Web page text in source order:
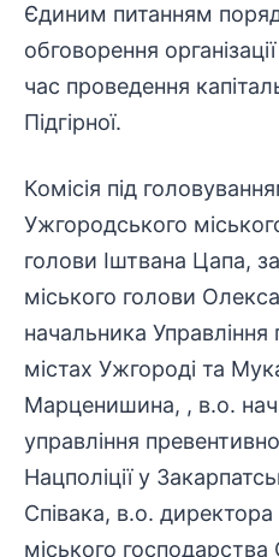
Єдиним питанням
обговорення
час проведення
Підгірної.
Комісія під
Ужгородського
голови Іштвана Цапа,
міського голови
начальника Управління
містах Ужгороді та
Марценишина, , в.о.
управління
Нацполіції у
Співака, в.о.
міського